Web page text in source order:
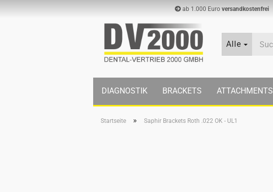
ab 1.000 Euro versandkostenfrei
Alle
DIAGNOSTIK BRACKETS ATTACHMENTS
Startseite » Saphir Brackets Roth .022 OK - UL1